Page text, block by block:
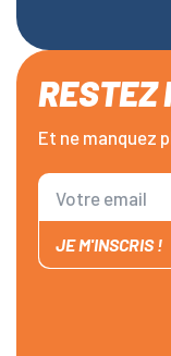
RESTEZ
Et ne manquez
JE M'INSCRIS !